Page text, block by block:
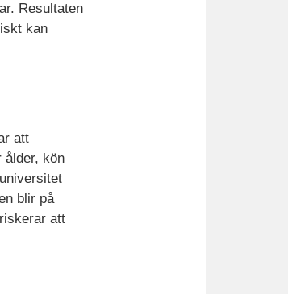
Resultaten
kan
att
ålder, kön
blir på
att